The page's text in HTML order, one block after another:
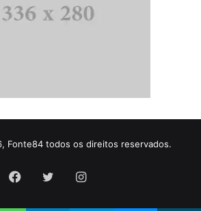
Fonte84 todos os direitos reservados.
Facebook
TwitterInstagram